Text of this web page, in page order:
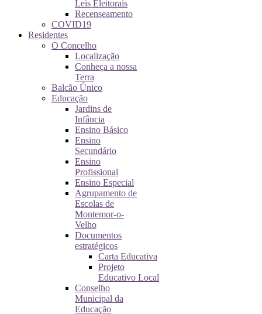
Leis Eleitorais
Recenseamento
COVID19
Residentes
O Concelho
Localização
Conheça a nossa
Terra
Balcão Único
Educação
Jardins de
Infância
Ensino Básico
Ensino
Secundário
Ensino
Profissional
Ensino Especial
Agrupamento de
Escolas de
Montemor-o-
Velho
Documentos
estratégicos
Carta Educativa
Projeto
Educativo Local
Conselho
Municipal da
Educação